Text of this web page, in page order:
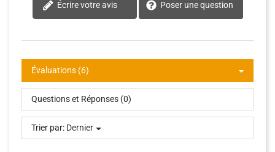
Écrire votre avis Poser une question
Évaluations (6)
Questions et Réponses (0)
Trier par: Dernier